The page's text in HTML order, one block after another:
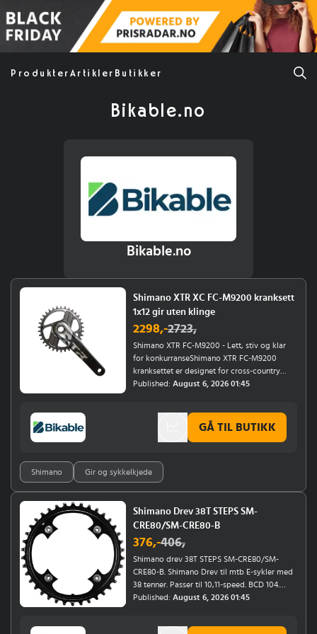
Produkter Artikler Butikker
Bikable.no
Bikable.no
Shimano XTR XC FC-M9200 kranksett
1x12 gir uten klinge
2298,-2723,
Shimano XTR FC-M9200 - Lett, stiv og klar
for konkurranseShimano XTR FC-M9200
kranksettet er designet for cross-country
syklister som krever pålitelig kraftoverføring
utnytter en kaldsmidd, hul konstruksjon som
til 175 mm og kompatibel med SM-CRM96
kjederinger, som er Shimanos letteste CNC-
freste ringer til dags dato.Spesifikasjoner: Lav
pedalarmene og stålakslingen gir en sterk
balanse mellom vekt og
kraftoverføring.Maskinert kjedering: SM-
CRM96 er Shimanos letteste freste kjedering
noensinne.HOLLOWTECH II teknologi:
Optimal kombinasjon av stivhet og lav vekt
for XC-løp og trening.Race-optimalisert Q-
faktor: Gir naturlig pedalposisjon og
kjedelinje.
Published: August 6, 2026 01:45
Shimano Gir og sykkelkjede
GÅ TIL BUTIKK
Shimano Drev 38T STEPS SM-
CRE80/SM-CRE80-B
376,-406,
Shimano drev 38T STEPS SM-CRE80/SM-
CRE80-B. Shimano Drev til mtb E-sykler med
38 tenner. Passer til 10,11-speed. BCD 104.
Laget i stål.
Published: August 6, 2026 01:45